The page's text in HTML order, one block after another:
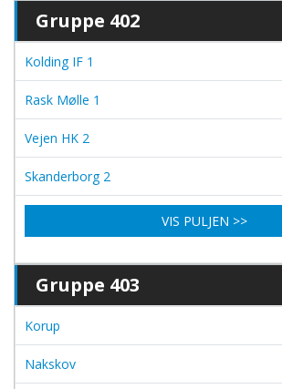
Gruppe 402
Kolding IF 1
Rask Mølle 1
Vejen HK 2
Skanderborg 2
VIS PULJEN >>
Gruppe 403
Korup
Nakskov